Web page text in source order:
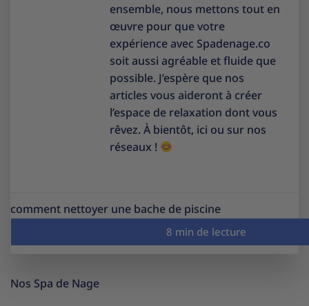
ensemble, nous mettons tout en
œuvre pour que votre
expérience avec Spadenage.co
soit aussi agréable et fluide que
possible. J’espère que nos
articles vous aideront à créer
l’espace de relaxation dont vous
rêvez. À bientôt, ici ou sur nos
réseaux !
comment nettoyer une bache de piscine
Nos Spa de Nage